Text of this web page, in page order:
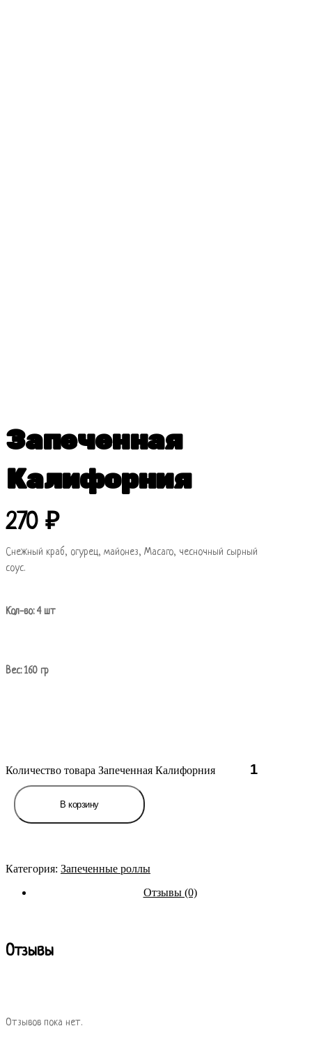
Запеченная
Калифорния
270₽
Снежный краб, огурец, майонез, Масаго, чесночный сырный
соус.
Кол-во: 4 шт
Вес: 160 гр
Количество товара Запеченная Калифорния
В корзину
Категория: Запеченные роллы
Отзывы (0)
Отзывы
Отзывов пока нет.